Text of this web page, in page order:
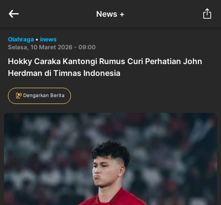
News +
Olahraga • inews
Selasa, 10 Maret 2026 - 09:00
Hokky Caraka Kantongi Rumus Curi Perhatian John
Herdman di Timnas Indonesia
Dengarkan Berita